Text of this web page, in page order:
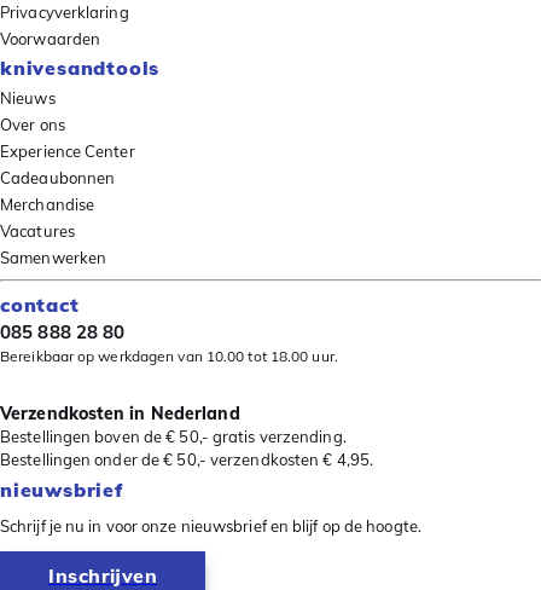
Privacyverklaring
Voorwaarden
knivesandtools
Nieuws
Over ons
Experience Center
Cadeaubonnen
Merchandise
Vacatures
Samenwerken
contact
085 888 28 80
Bereikbaar op werkdagen van 10.00 tot 18.00 uur.
Verzendkosten in Nederland
Bestellingen boven de € 50,- gratis verzending.
Bestellingen onder de € 50,- verzendkosten € 4,95.
nieuwsbrief
Schrijf je nu in voor onze nieuwsbrief en blijf op de hoogte.
Inschrijven